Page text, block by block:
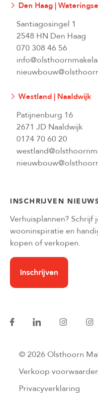
Den Haag |
Santiagosingel 1
2548 HN Den Haag
070 308 46 56
Westland | Naaldwijk
Patijnenburg 16
2671 JD Naaldwijk
0174 70 60 20
INSCHRIJVEN
Verhuisplannen?
wooninspiratie en
kopen of verkopen.
Inschrijven
© 2026 Olsthoorn
Verkoop
Privacyverklaring